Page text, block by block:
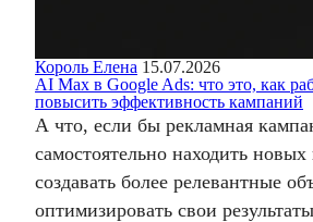
Король Елена 15.07.2026
AI Max в Google Ads: что это, как
повысить эффективность кампаний
А что, если бы рекламная
самостоятельно находить новых
создавать более релевантные
оптимизировать свои